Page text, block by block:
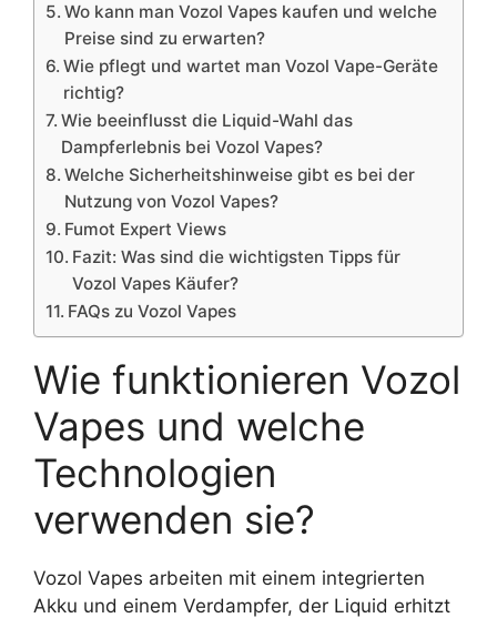
Wo kann man Vozol Vapes kaufen und welche
Preise sind zu erwarten?
Wie pflegt und wartet man Vozol Vape-Geräte
richtig?
Wie beeinflusst die Liquid-Wahl das
Dampferlebnis bei Vozol Vapes?
Welche Sicherheitshinweise gibt es bei der
Nutzung von Vozol Vapes?
Fumot Expert Views
Fazit: Was sind die wichtigsten Tipps für
Vozol Vapes Käufer?
FAQs zu Vozol Vapes
Wie funktionieren Vozol
Vapes und welche
Technologien
verwenden sie?
Vozol Vapes arbeiten mit einem integrierten
Akku und einem Verdampfer, der Liquid erhitzt